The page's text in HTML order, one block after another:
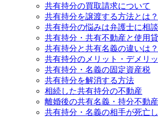
共有持分の買取請求について
共有持分を譲渡する方法とは
共有持分の悩みは弁護士に相
共有持分・共有不動産と使用
共有持分と共有名義の違いは？
共有持分のメリット・デメリ
共有持分・名義の固定資産税
共有持分を解消する方法
相続した共有持分の不動産
離婚後の共有名義・持分不動産
共有持分・名義の相手が死亡